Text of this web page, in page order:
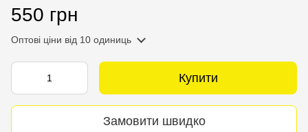
550 грн
Оптові ціни від 10 одиниць
Купити
Замовити швидко